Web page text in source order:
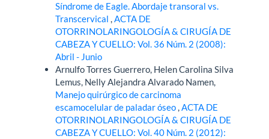
Síndrome de Eagle. Abordaje transoral vs.
Transcervical,ACTA DE
OTORRINOLARINGOLOGÍA & CIRUGÍA DE
CABEZA Y CUELLO: Vol. 36 Núm. 2 (2008):
Abril - Junio
Arnulfo Torres Guerrero, Helen Carolina Silva
Lemus, Nelly Alejandra Alvarado Namen,
Manejo quirúrgico de carcinoma
escamocelular de paladar óseo,ACTA DE
OTORRINOLARINGOLOGÍA & CIRUGÍA DE
CABEZA Y CUELLO: Vol. 40 Núm. 2 (2012):